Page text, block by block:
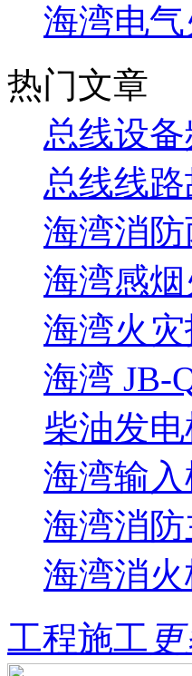
海湾电
热门文章
总线设
总线线
海湾消
海湾感
海湾火灾
海湾 JB-
柴油发电
海湾输
海湾消防
海湾消
工程施工